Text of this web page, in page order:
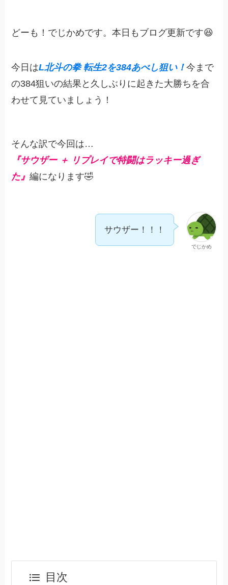
どーも！でじかめです。本日もブログ更新です😆
今日はL北斗の拳 転生2を384あべし狙い！今まで
の384狙いの結果と久しぶりに起きた大勝ちを合
わせて見ていましょう！
そんな訳で今回は…
『サウザー ＋ リプレイで特闘はラッキー過ぎ
た』編になります🤣
でじかめ
サウザー！！！
目次